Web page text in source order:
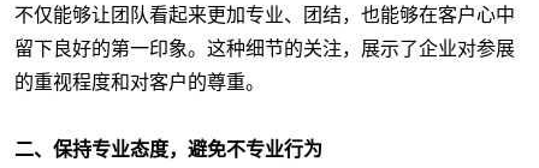
不仅能够让团队看起来更加专业、团结，也能够在客户心中
留下良好的第一印象。这种细节的关注，展示了企业对参展
的重视程度和对客户的尊重。
二、保持专业态度，避免不专业行为